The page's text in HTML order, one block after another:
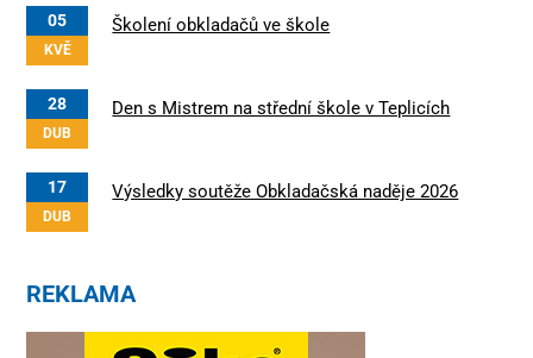
05
KVĚ
Školení obkladačů ve škole
28
DUB
Den s Mistrem na střední škole v Teplicích
17
DUB
Výsledky soutěže Obkladačská naděje 2026
REKLAMA